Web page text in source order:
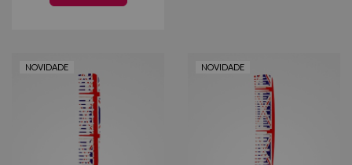
NOVIDADE NOVIDADE